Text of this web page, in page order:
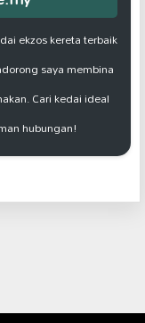
ekzos kereta terbaik
saya membina
Cari kedai ideal
hubungan!